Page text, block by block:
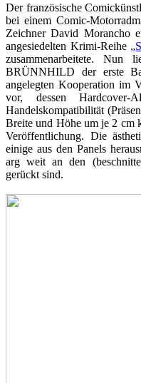
Der französische
bei einem Comic-
Zeichner David Morancho
angesiedelten Krimi-Reihe
zusammenarbeitete.
BRÜNNHILD der erste
angelegten Kooperation im
vor, dessen
Handelskompatibilität
Breite und Höhe um je 2 cm
Veröffentlichung. Die
einige aus den Panels
arg weit an den
gerückt sind.